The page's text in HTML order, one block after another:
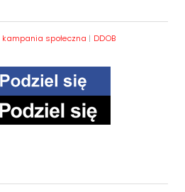
kampania społeczna | DDOB